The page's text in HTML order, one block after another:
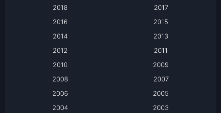
Based on a True Story เรื่องจริง
Based on a True Story เรื่องจริง
2018
2017
2016
2015
2014
2013
2012
2011
2010
2009
2008
2007
2006
2005
2004
2003